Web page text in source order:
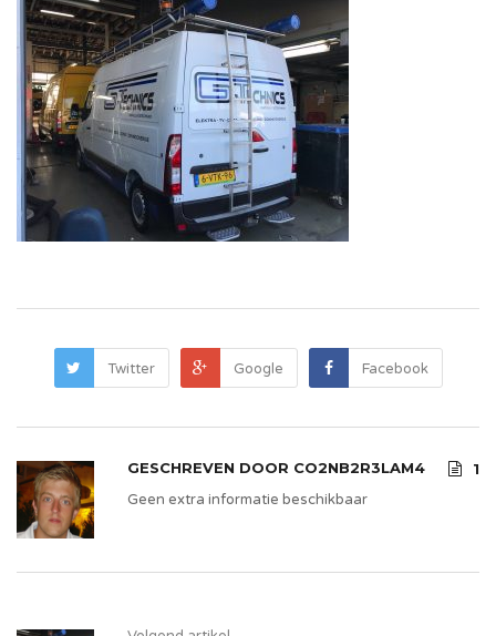
Twitter Google Facebook
GESCHREVEN DOOR CO2NB2R3LAM4
1
Geen extra informatie beschikbaar